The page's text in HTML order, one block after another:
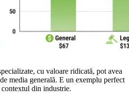
cu valoare ridicată, pot avea
media generală. E un exemplu perfect
contextul din industrie.